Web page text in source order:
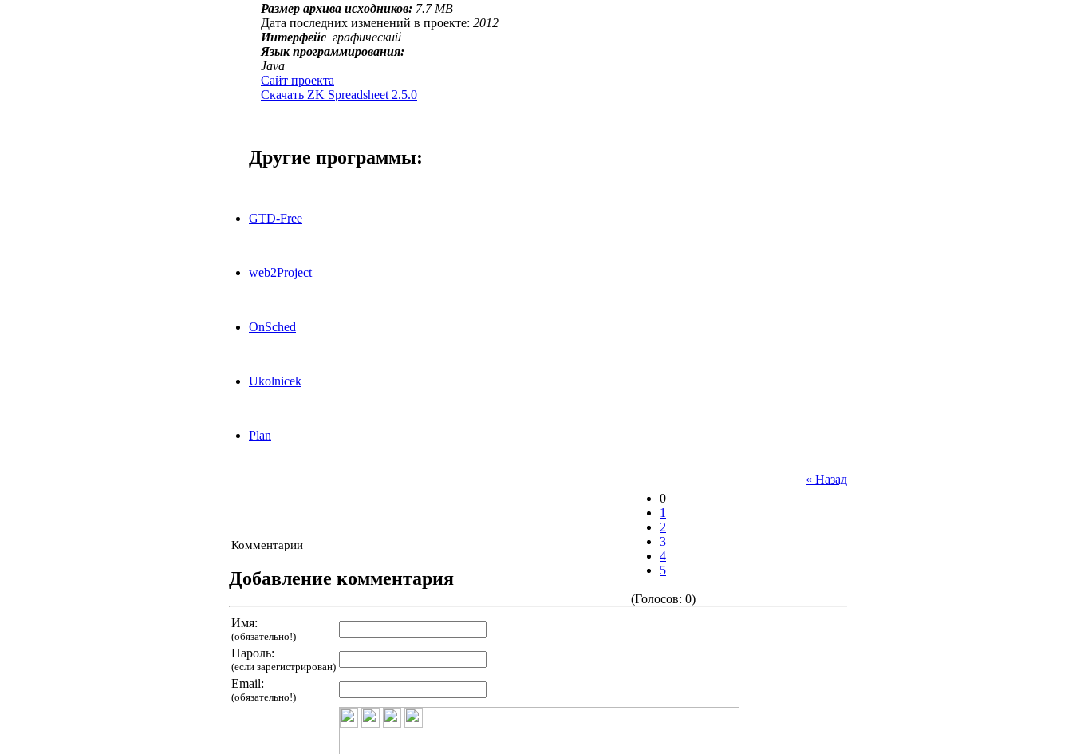
Размер архива исходников: 7.7 MB
Дата последних изменений в проекте: 2012
Интерфейс графический
Язык программирования:
Java
Сайт проекта
Скачать ZK Spreadsheet 2.5.0
Другие программы:
GTD-Free
web2Project
OnSched
Ukolnicek
Plan
0
1
2
3
4
5
(Голосов: 0)
« Назад
Комментарии
Добавление комментария
Имя:
(обязательно!)
Пароль:
(если зарегистрирован)
Email:
(обязательно!)